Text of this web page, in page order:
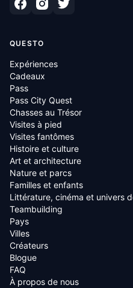
QUESTO
Expériences
Cadeaux
Pass
Pass City Quest
Chasses au Trésor
Visites à pied
Visites fantômes
Histoire et culture
Art et architecture
Nature et parcs
Familles et enfants
Littérature, cinéma et univers
Teambuilding
Pays
Villes
Créateurs
Blogue
FAQ
À propos de nous